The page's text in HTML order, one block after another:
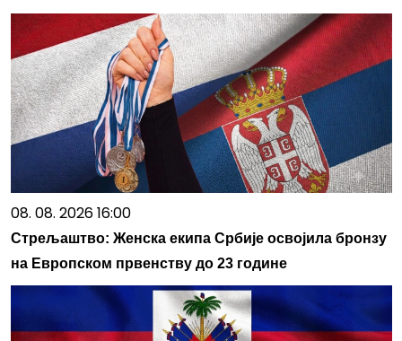
08. 08. 2026 16:00
Стрељаштво: Женска екипа Србије освојила бронзу
на Европском првенству до 23 године